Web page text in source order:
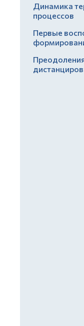
Динамика
процессов
Первые